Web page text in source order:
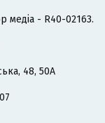
медіа - R40-02163.
48, 50А